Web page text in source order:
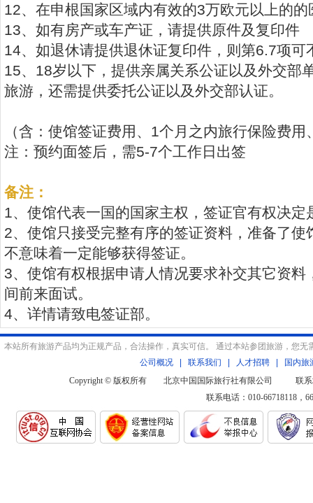
12、在申根国家区域内有效的3万欧元以上的
13、如有房产或车产证，请提供原件及复印件
14、如退休请提供退休证复印件，则第6.7项可
15、18岁以下，提供亲属关系公证以及外交部
旅游，还需提供委托公证以及外交部认证。
（含：使馆签证费用、1个月之内旅行保险费
注：预约面签后，需5-7个工作日出签
备注：
1、使馆代表一国的国家主权，签证官有权决定
2、使馆只接受完整有序的签证资料，准备了
不意味着一定能够获得签证。
3、使馆有权根据申请人情况要求补交其它资
间前来面试。
4、详情请致电签证部。
本站所有旅游产品均为正规产品，合法操作，真实可信。 通过本站参团旅游，您
公司概况
联系我们 人才招聘
国内旅
Copyright © 版权所有 北京中国国际旅行社有限公司 联系
联系电话：010-66718118